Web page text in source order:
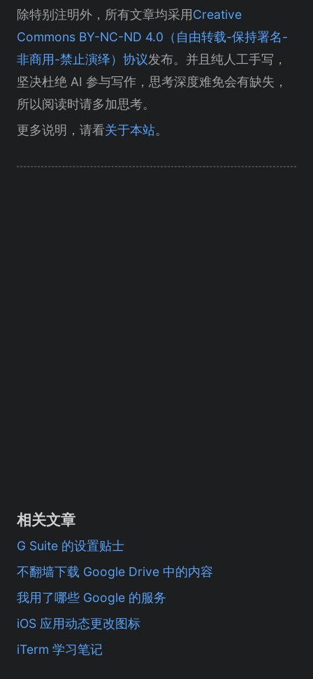
除特别注明外，所有文章均采用Creative
Commons BY-NC-ND 4.0（自由转载-保持署名-
非商用-禁止演绎）协议发布。并且纯人工手写，
坚决杜绝 AI 参与写作，思考深度难免会有缺失，
所以阅读时请多加思考。
更多说明，请看关于本站。
相关文章
G Suite 的设置贴士
不翻墙下载 Google Drive 中的内容
我用了哪些 Google 的服务
iOS 应用动态更改图标
iTerm 学习笔记